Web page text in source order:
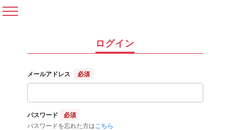
ログイン
メールアドレス 必須
パスワード
必須
パスワードを忘れた方は こちら